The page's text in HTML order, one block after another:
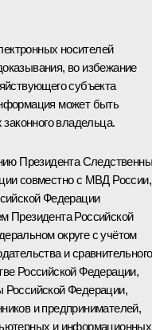
носителей
во избежание
субъекта
может быть
владельца.
Президента
совместно с МВД России,
Федерации
Президента Российской
округе с учётом
и сравнительного
Российской Федерации,
Федерации,
и предпринимателей,
и информационных